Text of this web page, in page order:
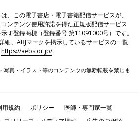
円（税込）→ 2,990円（税込）に
）から2,990円（税込）と大幅な価格見
カー生地は、これからの暑くて寝苦し
、この電子書店・電子書籍配信サービスが、
ンテンツ使用許諾を得た正規版配信サービス
す登録商標（登録番号 第11091000号）です。
細、ABJマークを掲示しているサービスの一覧
https://aebs.or.jp/
写真・イラスト等のコンテンツの無断転載を禁じま
用規約 ポリシー
医師・専門家一覧